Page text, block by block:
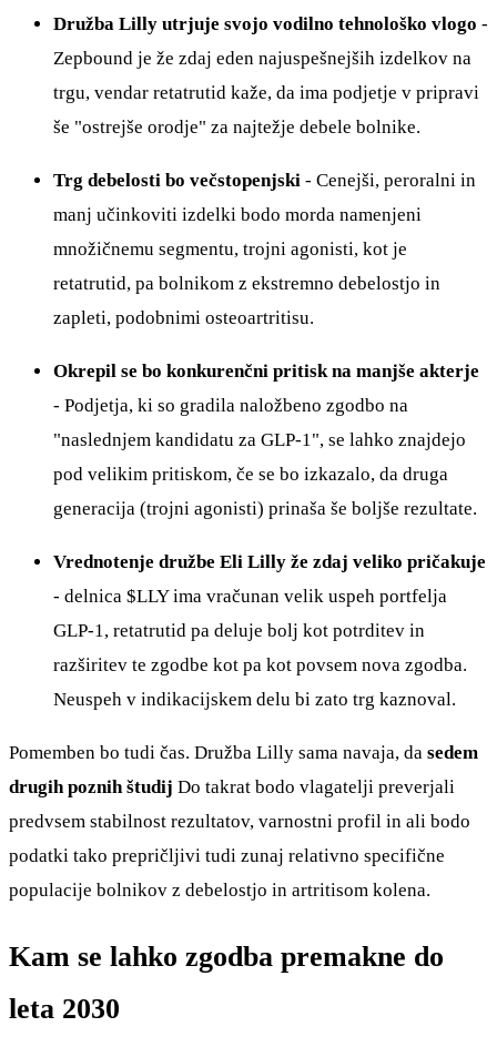
Družba Lilly utrjuje svojo vodilno tehnološko vlogo -
Zepbound je že zdaj eden najuspešnejših izdelkov na
trgu, vendar retatrutid kaže, da ima podjetje v pripravi
še "ostrejše orodje" za najtežje debele bolnike.
Trg debelosti bo večstopenjski - Cenejši, peroralni in
manj učinkoviti izdelki bodo morda namenjeni
množičnemu segmentu, trojni agonisti, kot je
retatrutid, pa bolnikom z ekstremno debelostjo in
zapleti, podobnimi osteoartritisu.
Okrepil se bo konkurenčni pritisk na manjše akterje
- Podjetja, ki so gradila naložbeno zgodbo na
"naslednjem kandidatu za GLP-1", se lahko znajdejo
pod velikim pritiskom, če se bo izkazalo, da druga
generacija (trojni agonisti) prinaša še boljše rezultate.
Vrednotenje družbe Eli Lilly že zdaj veliko pričakuje
- delnica $LLYima vračunan velik uspeh portfelja
GLP-1, retatrutid pa deluje bolj kot potrditev in
razširitev te zgodbe kot pa kot povsem nova zgodba.
Neuspeh v indikacijskem delu bi zato trg kaznoval.
Pomemben bo tudi čas. Družba Lilly sama navaja, da sedem
drugih poznih študij Do takrat bodo vlagatelji preverjali
predvsem stabilnost rezultatov, varnostni profil in ali bodo
podatki tako prepričljivi tudi zunaj relativno specifične
populacije bolnikov z debelostjo in artritisom kolena.
Kam se lahko zgodba premakne do
leta 2030